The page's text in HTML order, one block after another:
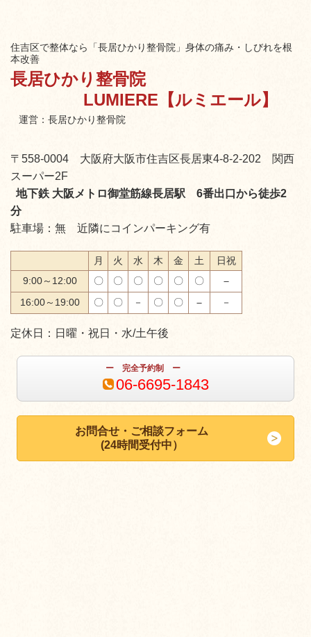
住吉区で整体なら「長居ひかり整骨院」身体の痛み・しびれを根
本改善
長居ひかり整骨院
LUMIERE【ルミエール】
運営：長居ひかり整骨院
〒558-0004 大阪府大阪市住吉区長居東4-8-2-202 関西
スーパー2F
地下鉄 大阪メトロ御堂筋線長居駅 6番出口から徒歩2
分
駐車場：無 近隣にコインパーキング有
月 火 水 木 金 土
日祝
9:00～12:00
〇 〇 〇 〇 〇 〇 －
16:00～19:00 〇 〇 － 〇 〇 － －
定休日：日曜・祝日・水/土午後
ー 完全予約制 ー
06-6695-1843
お問合せ・ご相談フォーム
(24時間受付中）